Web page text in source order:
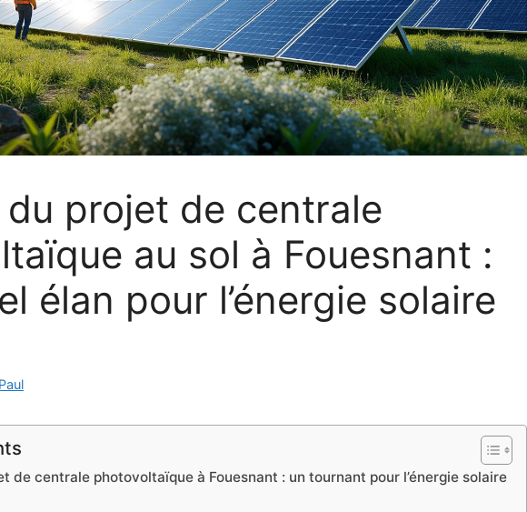
du projet de centrale
au sol à Fouesnant :
élan pour l’énergie solaire
Paul
de centrale photovoltaïque à Fouesnant : un tournant pour l’énergie solaire